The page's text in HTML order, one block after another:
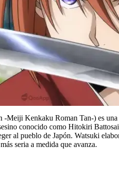
Kenkaku Roman Tan-) es
conocido como Hitokiri
al pueblo de Japón. Watsuki
seria a medida que avanza.